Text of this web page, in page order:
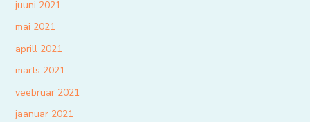
juuni 2021
mai 2021
aprill 2021
märts 2021
veebruar 2021
jaanuar 2021